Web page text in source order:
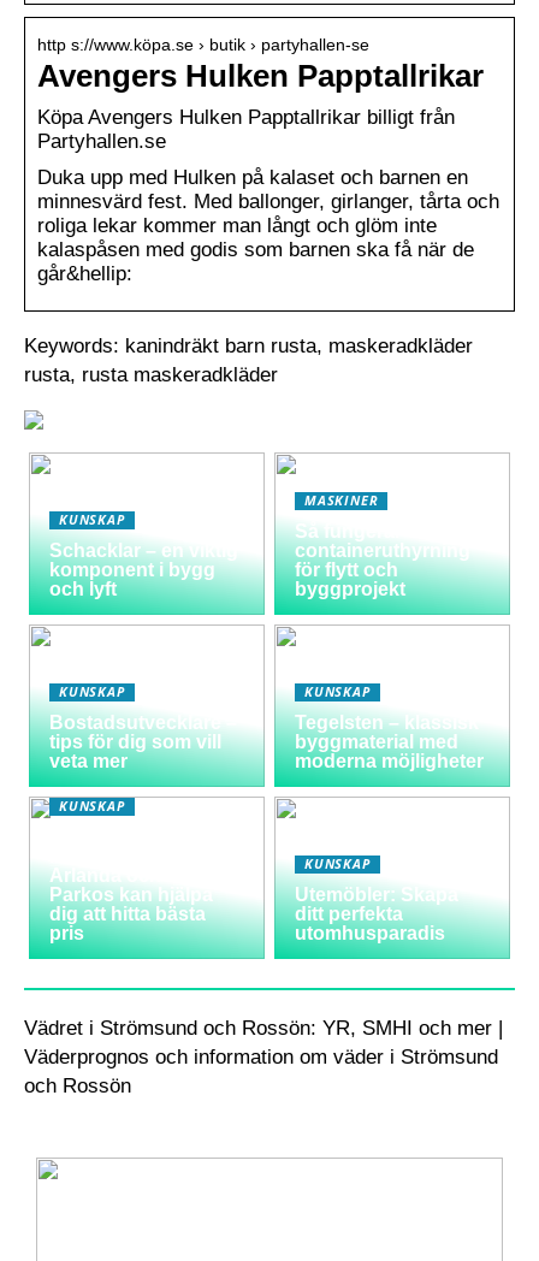
http s://www.köpa.se › butik › partyhallen-se
Avengers Hulken Papptallrikar
Köpa Avengers Hulken Papptallrikar billigt från
Partyhallen.se
Duka upp med Hulken på kalaset och barnen en
minnesvärd fest. Med ballonger, girlanger, tårta och
roliga lekar kommer man långt och glöm inte
kalaspåsen med godis som barnen ska få när de
går&hellip:
Keywords: kanindräkt barn rusta, maskeradkläder
rusta, rusta maskeradkläder
KUNSKAP
Schacklar – en viktig
komponent i bygg
och lyft
MASKINER
Så fungerar
containeruthyrning
för flytt och
byggprojekt
KUNSKAP
Bostadsutvecklare –
tips för dig som vill
veta mer
KUNSKAP
Tegelsten – klassisk
byggmaterial med
moderna möjligheter
KUNSKAP
Arlanda och hur
Parkos kan hjälpa
dig att hitta bästa
pris
KUNSKAP
Utemöbler: Skapa
ditt perfekta
utomhusparadis
Vädret i Strömsund och Rossön: YR, SMHI och mer |
Väderprognos och information om väder i Strömsund
och Rossön